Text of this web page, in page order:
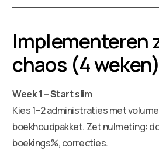
Implementeren
chaos (4 weken)
Week 1 – Start slim
Kies 1–2 administraties met
boekhoudpakket. Zet nulmeting:
boekings%, correcties.